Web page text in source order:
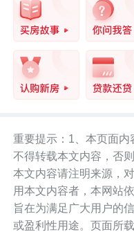
重要提示：1、本页面
不得转载本文内容，否
本文内容请注明来源，
用本文内容者，本网站
旨在为满足广大用户的
或盈利性用途。页面所